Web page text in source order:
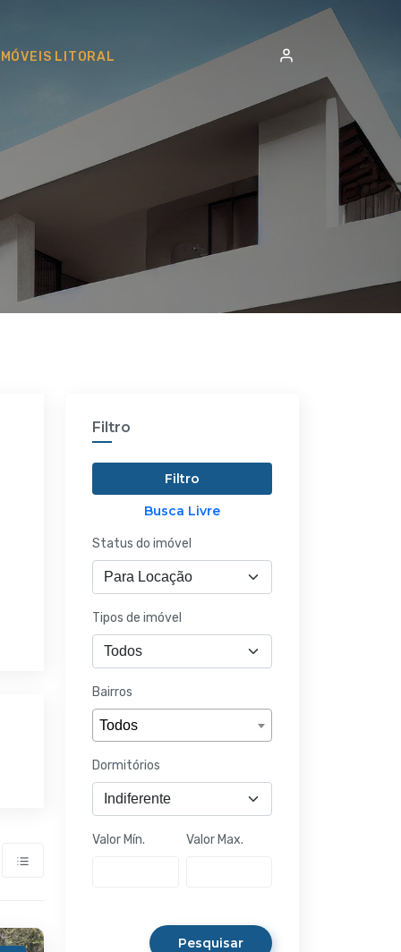
LITORAL
Filtro
Filtro
Busca Livre
Status do imóvel
Tipos de imóvel
Bairros
Todos
Dormitórios
Valor Mín. Valor Max.
Pesquisar